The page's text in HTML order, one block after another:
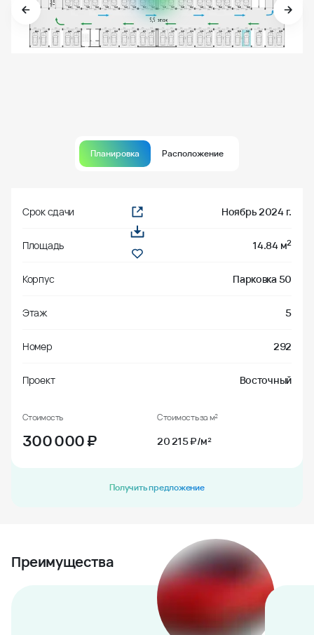
Планировка Расположение
Срок сдачи Ноябрь 2024 г.
Площадь 14.84 м2
Корпус Парковка 50
Этаж 5
Номер 292
Проект Восточный
Стоимость
300 000₽
Стоимость за м²
20 215 ₽/м²
Получить предложение
Преимущества